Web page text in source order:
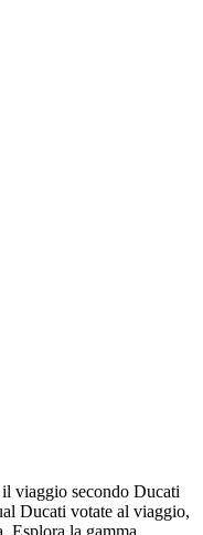
viaggio secondo Ducati
Ducati votate al viaggio,
Esplora la gamma